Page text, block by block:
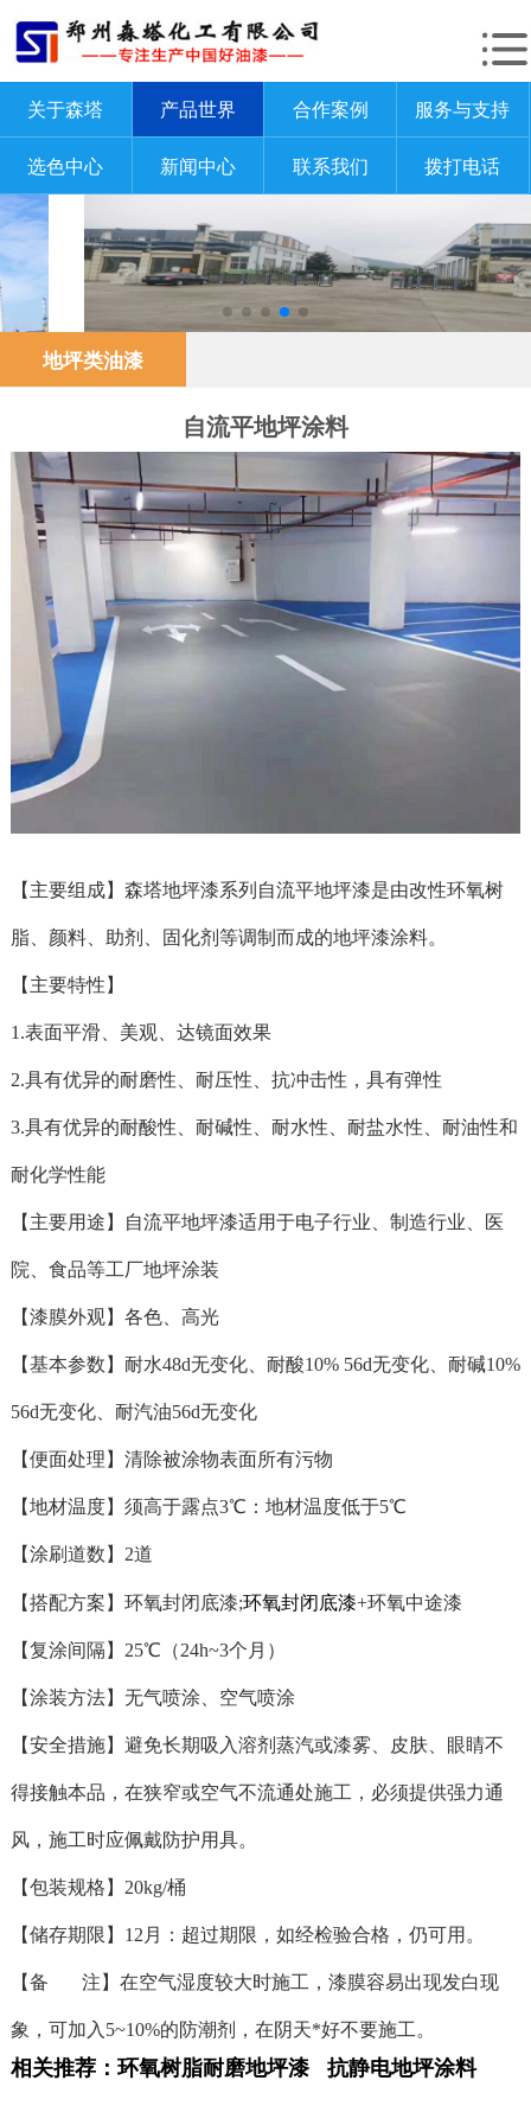
关于森塔 产品世界 合作案例 服务与支持
选色中心 新闻中心 联系我们 拨打电话
地坪类油漆
自流平地坪涂料
【主要组成】森塔地坪漆系列自流平地坪漆是由改性环氧树
脂、颜料、助剂、固化剂等调制而成的地坪漆涂料。
【主要特性】
1.表面平滑、美观、达镜面效果
2.具有优异的耐磨性、耐压性、抗冲击性，具有弹性
3.具有优异的耐酸性、耐碱性、耐水性、耐盐水性、耐油性和
耐化学性能
【主要用途】自流平地坪漆适用于电子行业、制造行业、医
院、食品等工厂地坪涂装
【漆膜外观】各色、高光
【基本参数】耐水48d无变化、耐酸10% 56d无变化、耐碱10%
56d无变化、耐汽油56d无变化
【便面处理】清除被涂物表面所有污物
【地材温度】须高于露点3℃：地材温度低于5℃
【涂刷道数】2道
【搭配方案】环氧封闭底漆;环氧封闭底漆+环氧中途漆
【复涂间隔】25℃（24h~3个月 ）
【涂装方法】无气喷涂、空气喷涂
【安全措施】避免长期吸入溶剂蒸汽或漆雾、皮肤、眼睛不
得接触本品，在狭窄或空气不流通处施工，必须提供强力通
风，施工时应佩戴防护用具。
【包装规格】20kg/桶
【储存期限】12月：超过期限，如经检验合格，仍可用。
【备 注】在空气湿度较大时施工，漆膜容易出现发白现
象，可加入5~10%的防潮剂，在阴天*好不要施工。
相关推荐： 环氧树脂耐磨地坪漆 抗静电地坪涂料